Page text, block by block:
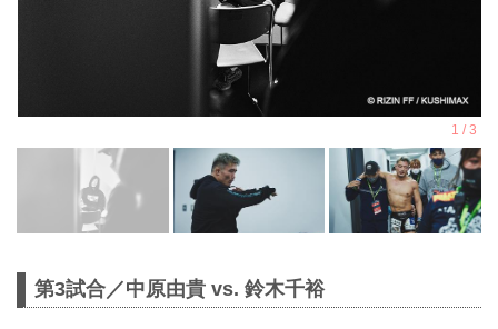
第3試合／中原由貴 vs. 鈴木千裕